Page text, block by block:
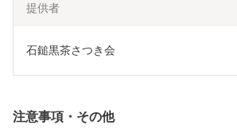
提供者
石鎚黒茶さつき会
注意事項・その他